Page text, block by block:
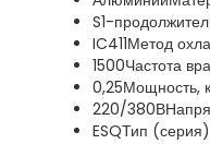
S1-
IC411Метод
1500Частота
0,25Мощность,
220/380В
ESQТип (серия)